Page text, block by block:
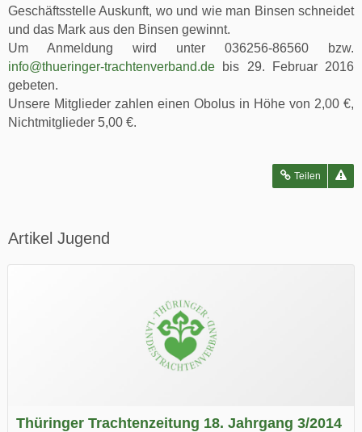
Geschäftsstelle Auskunft, wo und wie man Binsen schneidet
und das Mark aus den Binsen gewinnt.
Um Anmeldung wird unter 036256-86560 bzw.
info@thueringer-trachtenverband.de bis 29. Februar 2016
gebeten.
Unsere Mitglieder zahlen einen Obolus in Höhe von 2,00 €,
Nichtmitglieder 5,00 €.
Teilen
Artikel Jugend
Thüringer Trachtenzeitung 18. Jahrgang 3/2014